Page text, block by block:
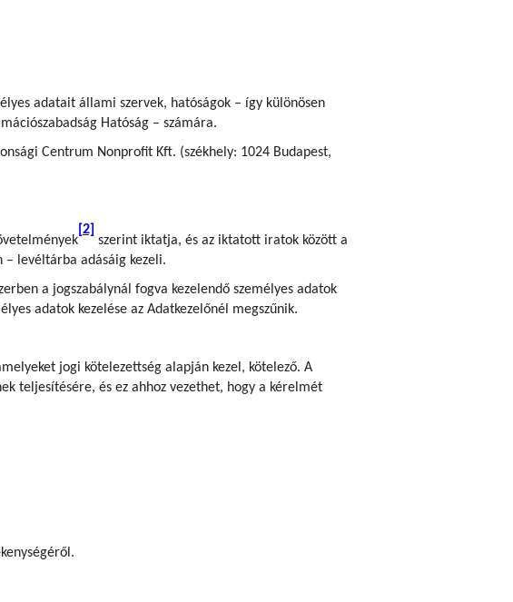
adatait állami szervek, hatóságok – így különösen
Hatóság – számára.
Centrum Nonprofit Kft. (székhely: 1024 Budapest,
[2]
szerint iktatja, és az iktatott iratok között a
levéltárba adásáig kezeli.
a jogszabálynál fogva kezelendő személyes adatok
adatok kezelése az Adatkezelőnél megszűnik.
jogi kötelezettség alapján kezel, kötelező. A
teljesítésére, és ez ahhoz vezethet, hogy a kérelmét